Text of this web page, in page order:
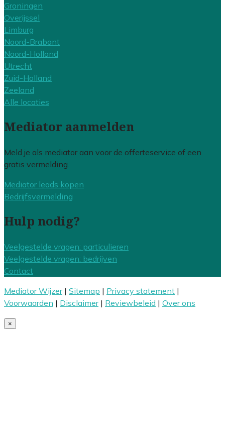
Groningen
Overijssel
Limburg
Noord-Brabant
Noord-Holland
Utrecht
Zuid-Holland
Zeeland
Alle locaties
Mediator aanmelden
Meld je als mediator aan voor de offerteservice of een
gratis vermelding.
Mediator leads kopen
Bedrijfsvermelding
Hulp nodig?
Veelgestelde vragen: particulieren
Veelgestelde vragen: bedrijven
Contact
Mediator Wijzer| Sitemap | Privacy statement |
Voorwaarden | Disclaimer| Reviewbeleid | Over ons
×